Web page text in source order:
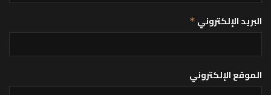
البريد الإلكتروني *
الموقع الإلكتروني